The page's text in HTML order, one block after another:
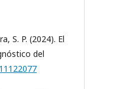
S. P. (2024). El
del